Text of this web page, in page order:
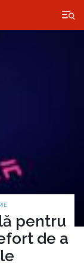
×
pentru
de a